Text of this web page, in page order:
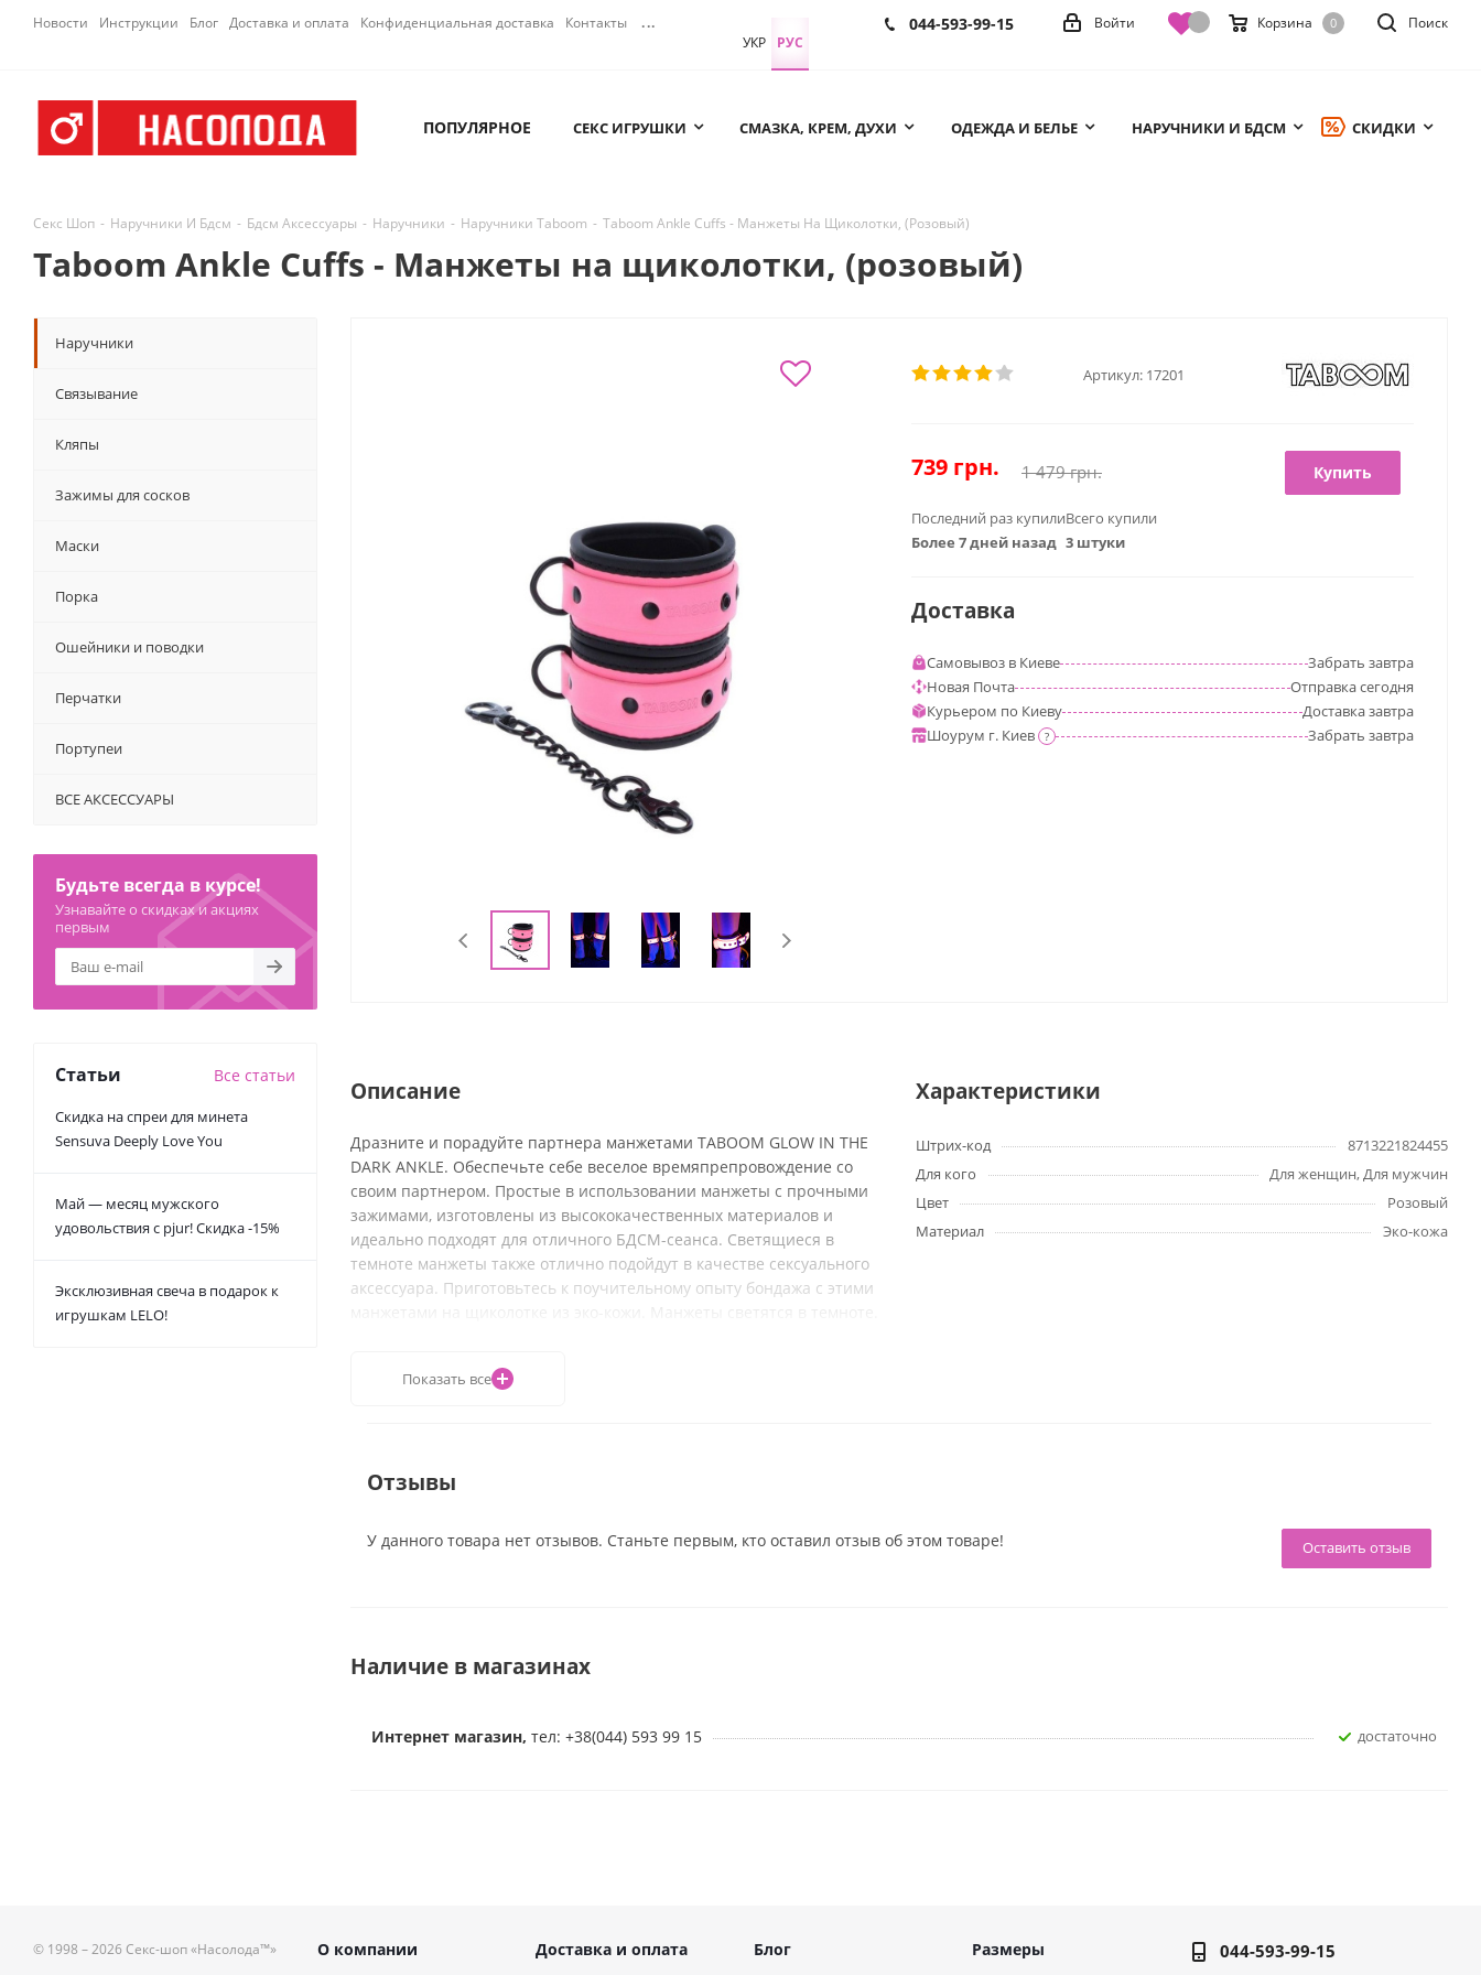
Новости Инструкции Блог Доставка и оплата Конфиденциальная доставка Контакты ... Поиск
Корзина 0
Войти
044-593-99-15
УКР РУС
ПОПУЛЯРНОЕ СЕКС ИГРУШКИ СМАЗКА, КРЕМ, ДУХИ ОДЕЖДА И БЕЛЬЕ НАРУЧНИКИ И БДСМ СКИДКИ
Секс Шоп - Наручники И Бдсм - Бдсм Аксессуары - Наручники - Наручники Taboom - Taboom Ankle Cuffs - Манжеты На Щиколотки, (Розовый)
Taboom Ankle Cuffs - Манжеты на щиколотки, (розовый)
Артикул: 17201
739 грн. 1 479грн. Купить
Последний раз купили
Более 7 дней назад
Всего купили
3 штуки
Доставка
Самовывоз в Киеве Забрать завтра
Новая Почта
Отправкасегодня
Курьером по Киеву
Доставказавтра
Шоурум г. Киев
? Забрать завтра
Описание
Дразните и порадуйте партнера манжетами TABOOM GLOW IN THE
DARK ANKLE. Обеспечьте себе веселое времяпрепровождение со
своим партнером. Простые в использовании манжеты с прочными
зажимами, изготовлены из высококачественных материалов и
идеально подходят для отличного БДСМ-сеанса. Светящиеся в
темноте манжеты также отлично подойдут в качестве сексуального
аксессуара. Приготовьтесь к поучительному опыту бондажа с этими
Показать все
Характеристики
Штрих-код
8713221824455
Для кого
Для женщин, Для мужчин
Цвет
Розовый
Материал
Эко-кожа
Отзывы
Оставить отзыв
У данного товара нет отзывов. Станьте первым, кто оставил отзыв об этом товаре!
Наличие в магазинах
Интернет магазин, тел: +38(044) 593 99 15 достаточно
Наручники
Связывание
Кляпы
Зажимы для сосков
Маски
Порка
Ошейники и поводки
Перчатки
Портупеи
ВСЕ АКСЕССУАРЫ
Будьте всегда в курсе!
Узнавайте о скидках и акциях
первым
Статьи Все статьи
Скидка на спреи для минета
Sensuva Deeply Love You
Май — месяц мужского
удовольствия с pjur! Скидка -15%
Эксклюзивная свеча в подарок к
игрушкам LELO!
© 1998 – 2026 Секс-шоп «Насолода™» О компании Доставка и оплата Блог Размеры 044-593-99-15